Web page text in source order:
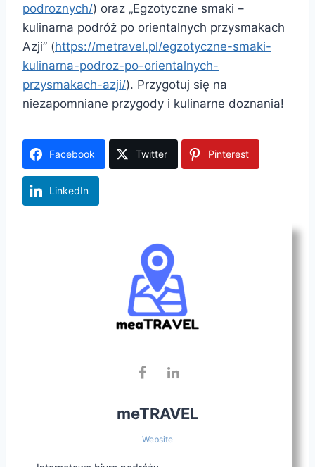
podroznych/) oraz „Egzotyczne smaki –
kulinarna podróż po orientalnych przysmakach
Azji” (https://metravel.pl/egzotyczne-smaki-
kulinarna-podroz-po-orientalnych-
przysmakach-azji/). Przygotuj się na
niezapomniane przygody i kulinarne doznania!
Facebook Twitter Pinterest
LinkedIn
meTRAVEL
Website